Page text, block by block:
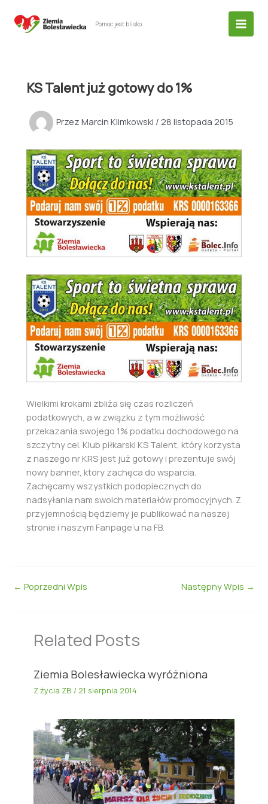
Pomoc jest blisko.
KS Talent już gotowy do 1%
Przez Marcin Klimkowski / 28 listopada 2015
Wielkimi krokami zbliża się czas rozliczeń
podatkowych, a w związku z tym możliwość
przekazania swojego 1% podatku dochodowego na
szczytny cel. Klub piłkarski KS Talent, który korzysta
z naszego nr KRS jest już gotowy i prezentuje swój
nowy banner, ktory zachęca do wsparcia.
Zachęcamy wszystkich podopiecznych do
nadsyłania nam swoich materiałów promocyjnych. Z
przyjemnością będziemy je publikować na naszej
stronie i naszym Fanpage’u na FB.
← Poprzedni Wpis Następny Wpis →
Related Posts
Ziemia Bolesławiecka wyróżniona
Z życia ZB / 21 sierpnia 2014